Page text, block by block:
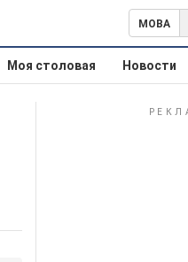
МОВА
Моя столовая Новости